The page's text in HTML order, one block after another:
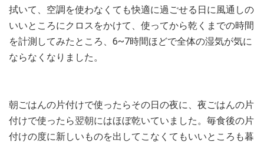
拭いて、空調を使わなくても快適に過ごせる日に風通しの
いいところにクロスをかけて、使ってから乾くまでの時間
を計測してみたところ、6~7時間ほどで全体の湿気が気に
ならなくなりました。
朝ごはんの片付けで使ったらその日の夜に、夜ごはんの片
付けで使ったら翌朝にはほぼ乾いていました。毎食後の片
付けの度に新しいものを出してこなくてもいいところも暮